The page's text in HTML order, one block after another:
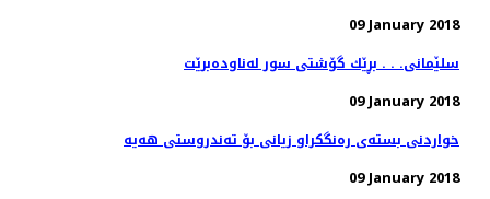
09 January 2018
سلێمانی. . . بڕێك گۆشتی سور له‌ناوده‌برێت
09 January 2018
09 January 2018